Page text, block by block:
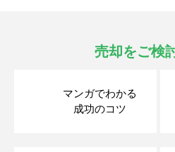
売却をご検
マンガでわかる
成功のコツ